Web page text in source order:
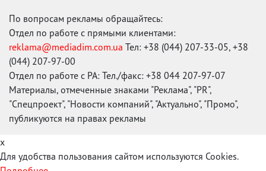
По вопросам рекламы обращайтесь:
Отдел по работе с прямыми клиентами:
reklama@mediadim.com.ua Тел: +38 (044) 207-33-05, +38
(044) 207-97-00
Отдел по работе с РА: Тел./факс: +38 044 207-97-07
Материалы, отмеченные знаками "Реклама", "PR",
"Спецпроект", "Новости компаний", "Актуально", "Промо",
публикуются на правах рекламы
x
Для удобства пользования сайтом используются Cookies.